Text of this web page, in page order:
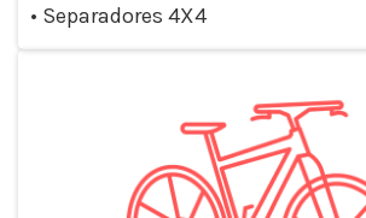
• Separadores 4X4